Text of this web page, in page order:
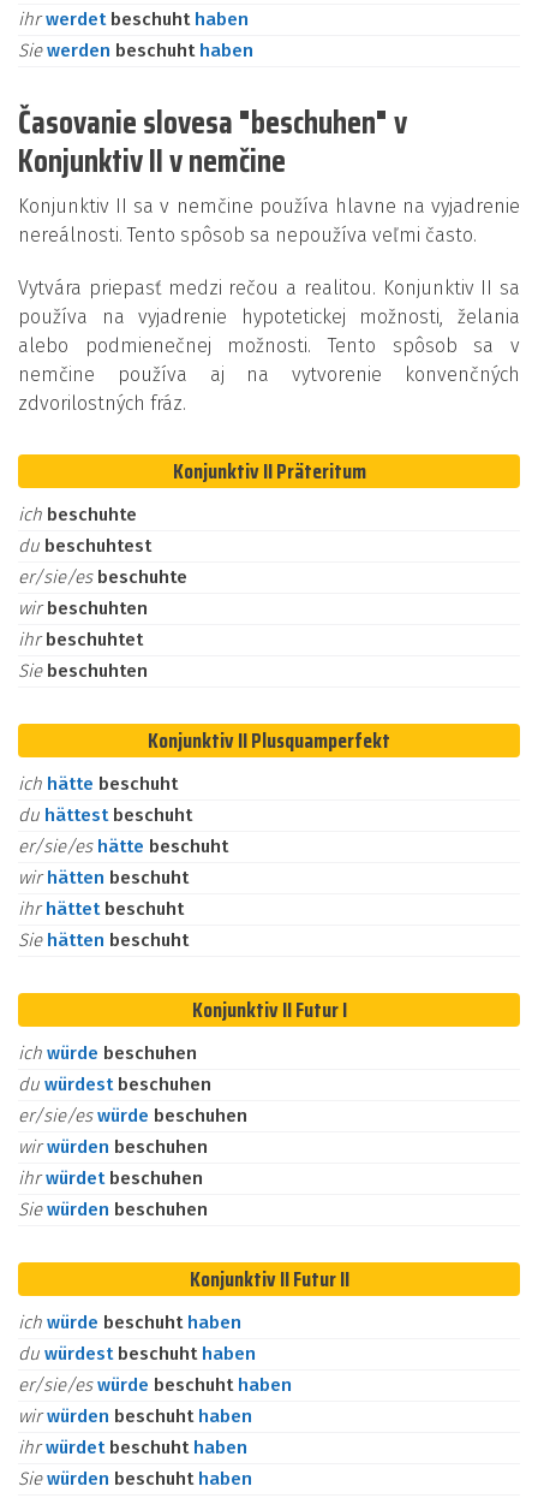
ihrwerdet beschuht haben
Siewerden beschuht haben
Časovanie slovesa "beschuhen" v
Konjunktiv II v nemčine
Konjunktiv II sa v nemčine používa hlavne na vyjadrenie
nereálnosti. Tento spôsob sa nepoužíva veľmi často.
Vytvára priepasť medzi rečou a realitou. Konjunktiv II sa
používa na vyjadrenie hypotetickej možnosti, želania
alebo podmienečnej možnosti. Tento spôsob sa v
nemčine používa aj na vytvorenie konvenčných
zdvorilostných fráz.
Konjunktiv II Präteritum
ich beschuhte
du beschuhtest
er/sie/es beschuhte
wirbeschuhten
ihrbeschuhtet
Sie beschuhten
Konjunktiv II Plusquamperfekt
ich hätte beschuht
du hättest beschuht
er/sie/es hätte beschuht
wirhätten beschuht
ihrhättet beschuht
Sie hätten beschuht
Konjunktiv II Futur I
ich würde beschuhen
du würdest beschuhen
er/sie/eswürde beschuhen
wirwürden beschuhen
ihrwürdet beschuhen
Siewürden beschuhen
Konjunktiv II Futur II
ich würde beschuht haben
du würdest beschuht haben
er/sie/eswürde beschuht haben
wirwürden beschuht haben
ihrwürdet beschuht haben
Siewürden beschuht haben